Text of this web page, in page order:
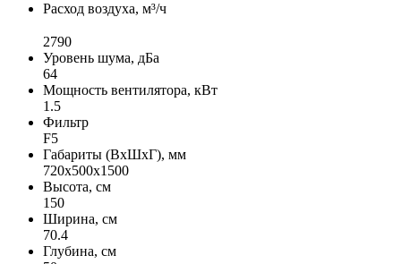
Расход воздуха, м³/ч
2790
Уровень шума, дБа
64
Мощность вентилятора, кВт
1.5
Фильтр
F5
Габариты (ВхШхГ), мм
720х500х1500
Высота, см
150
Ширина, см
70.4
Глубина, см